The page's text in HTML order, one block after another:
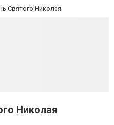
Святого Николая
Николая